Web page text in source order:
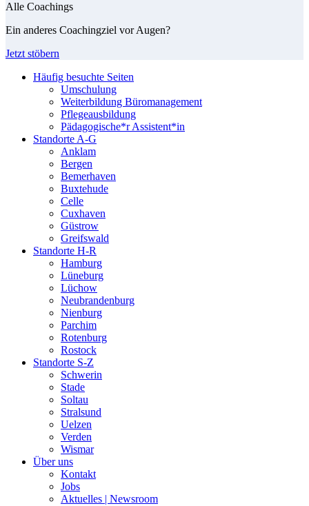
Alle Coachings
Ein anderes Coachingziel vor Augen?
Jetzt stöbern
Häufig besuchte Seiten
Umschulung
Weiterbildung Büromanagement
Pflegeausbildung
Pädagogische*r Assistent*in
Standorte A-G
Anklam
Bergen
Bemerhaven
Buxtehude
Celle
Cuxhaven
Güstrow
Greifswald
Standorte H-R
Hamburg
Lüneburg
Lüchow
Neubrandenburg
Nienburg
Parchim
Rotenburg
Rostock
Standorte S-Z
Schwerin
Stade
Soltau
Stralsund
Uelzen
Verden
Wismar
Über uns
Kontakt
Jobs
Aktuelles | Newsroom